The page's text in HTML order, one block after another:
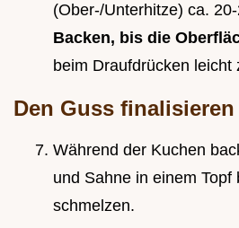
(Ober-/Unterhitze) ca.
Backen, bis die
beim Draufdrücken leicht
Den Guss finalisieren
Während der Kuchen
und Sahne in einem Topf
schmelzen.